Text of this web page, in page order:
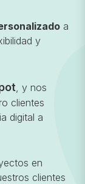
a
y
, y nos
clientes
digital a
en
clientes